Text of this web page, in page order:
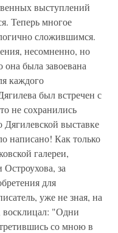
выступлений
Теперь многое
сложившимся.
несомненно, но
она была завоевана
каждого
был встречен с
не сохранились
Дягилевской выставке
написано! Как только
галереи,
за
для
уже не зная, на
восклицал: "Одни
со мною в